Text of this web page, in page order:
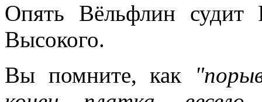
Опять Вёльфлин судит
Высокого.
Вы помните, как